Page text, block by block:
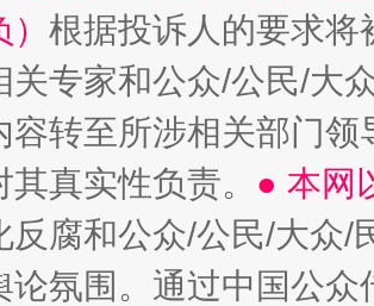
根据投诉人的要求将
关专家和公众/公民/大
容转至所涉相关部门
真实性负责。 ● 本网
反腐和公众/公民/大众
论氛围。通过中国公